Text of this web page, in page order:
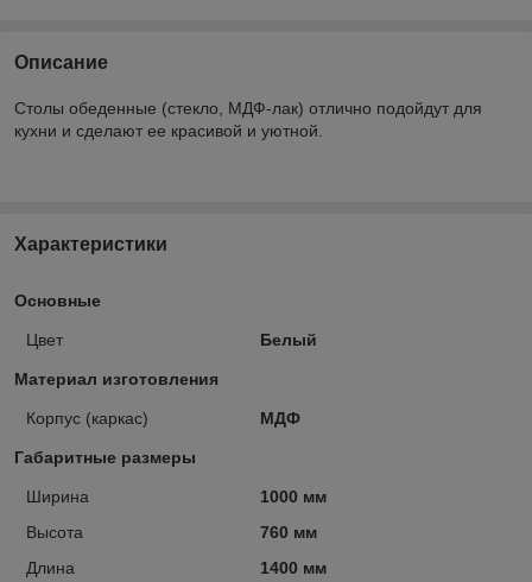
Описание
Столы обеденные (стекло, МДФ-лак) отлично подойдут для
кухни и сделают ее красивой и уютной.
Характеристики
Основные
Цвет Белый
Материал изготовления
Корпус (каркас) МДФ
Габаритные размеры
Ширина
1000 мм
Высота
760 мм
Длина
1400 мм